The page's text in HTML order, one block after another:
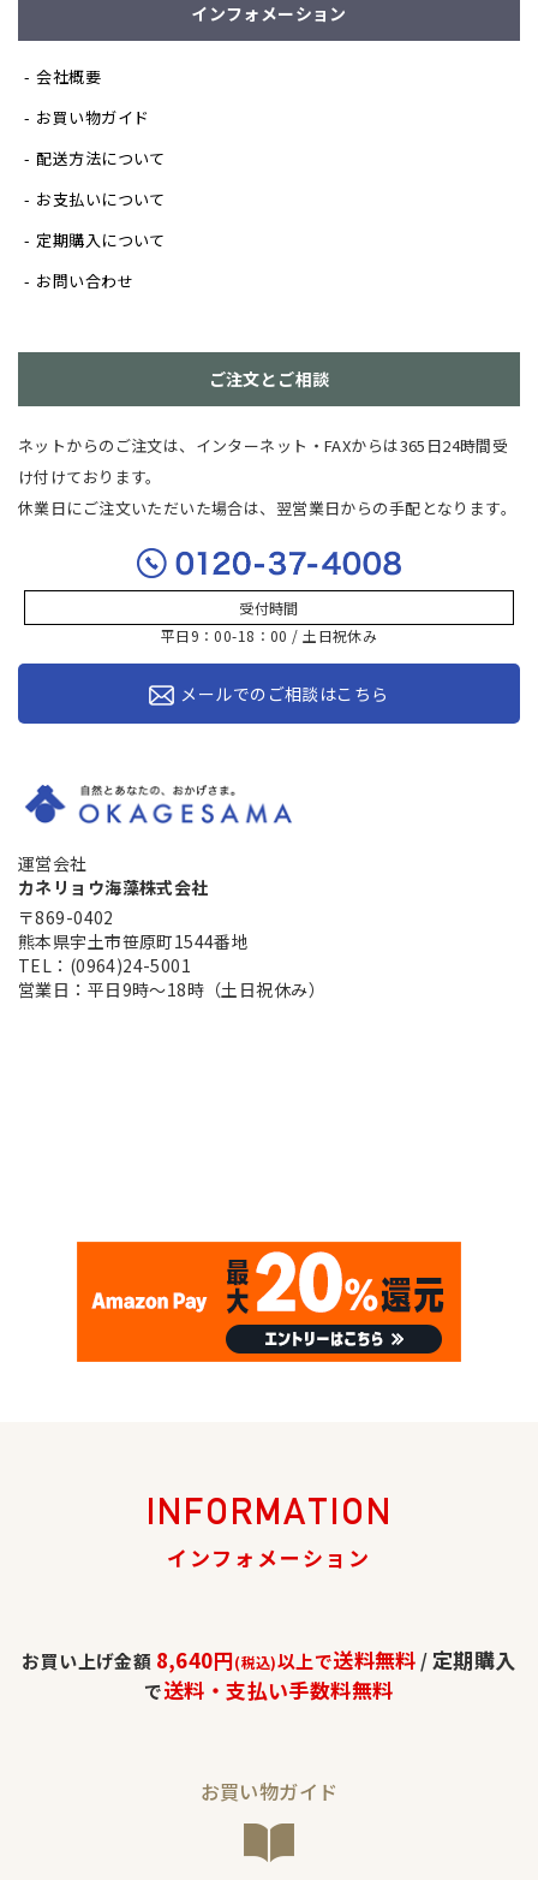
インフォメーション
会社概要
お買い物ガイド
配送方法について
お支払いについて
定期購入について
お問い合わせ
ご注文とご相談
ネットからのご注文は、インターネット・FAXからは365日24時間受
け付けております。
休業日にご注文いただいた場合は、翌営業日からの手配となります。
受付時間
平日9：00-18：00 / 土日祝休み
メールでのご相談はこちら
運営会社
カネリョウ海藻株式会社
〒869-0402
熊本県宇土市笹原町1544番地
TEL：(0964)24-5001
営業日：平日9時～18時（土日祝休み）
INFORMATION
インフォメーション
お買い上げ金額 8,640円(税込)以上で送料無料 /定期購入
で送料・支払い手数料無料
お買い物ガイド